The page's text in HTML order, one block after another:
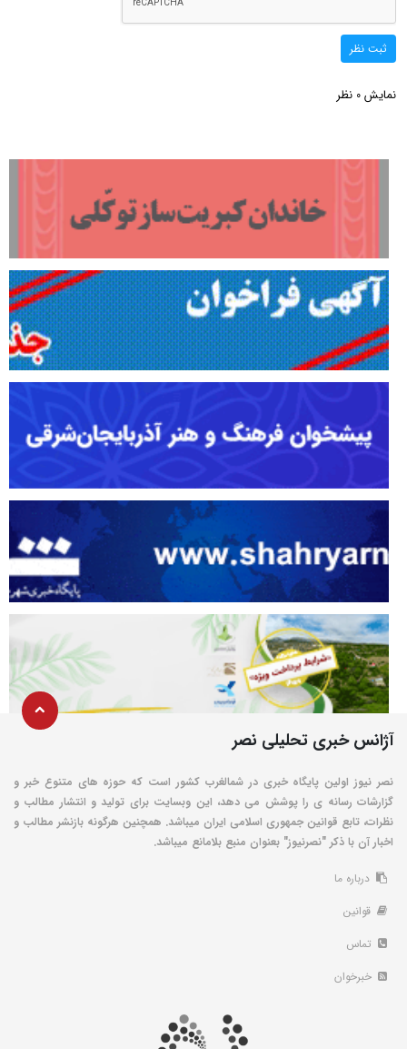
ثبت نظر
نمایش 0 نظر
آژانس خبری تحلیلی نصر
نصر نیوز اولین پایگاه خبری در شمالغرب کشور است که حوزه های متنوع خبر و
گزارشات رسانه ی را پوشش می دهد، این وبسایت برای تولید و انتشار مطالب و
نظرات، تابع قوانین جمهوری اسلامی ایران میباشد. همچنین هرگونه بازنشر مطالب و
اخبار آن با ذکر "نصرنیوز" بعنوان منبع بلامانع میباشد.
درباره ما
قوانین
تماس
خبرخوان